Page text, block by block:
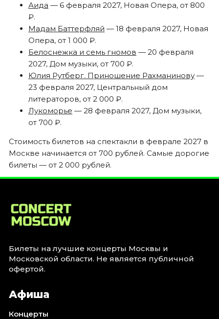
Аида — 6 февраля 2027, Новая Опера, от 800
₽.
Мадам Баттерфляй — 18 февраля 2027, Новая
Опера, от 1 000 ₽.
Белоснежка и семь гномов — 20 февраля
2027, Дом музыки, от 700 ₽.
Юлия Рутберг. Приношение Рахманинову—
23 февраля 2027, Центральный дом
литераторов, от 2 000 ₽.
Лукоморье — 28 февраля 2027, Дом музыки,
от 700 ₽.
Стоимость билетов на спектакли в феврале 2027 в
Москве начинается от 700 рублей. Самые дорогие
билеты — от 2 000 рублей.
Билеты на лучшие концерты Москвы и
Московской области. Не является публичной
офертой.
Афиша
Концерты